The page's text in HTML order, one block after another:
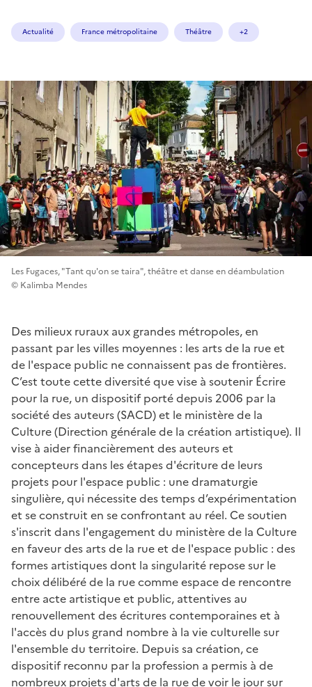
Actualité France métropolitaine Théâtre +2
Les Fugaces, "Tant qu'on se taira", théâtre et danse en déambulation
© Kalimba Mendes
Des milieux ruraux aux grandes métropoles, en
passant par les villes moyennes : les arts de la rue et
de l'espace public ne connaissent pas de frontières.
C’est toute cette diversité que vise à soutenir Écrire
pour la rue, un dispositif porté depuis 2006 par la
société des auteurs (SACD) et le ministère de la
Culture (Direction générale de la création artistique). Il
vise à aider financièrement des auteurs et
concepteurs dans les étapes d'écriture de leurs
projets pour l'espace public : une dramaturgie
singulière, qui nécessite des temps d’expérimentation
et se construit en se confrontant au réel. Ce soutien
s'inscrit dans l'engagement du ministère de la Culture
en faveur des arts de la rue et de l'espace public : des
formes artistiques dont la singularité repose sur le
choix délibéré de la rue comme espace de rencontre
entre acte artistique et public, attentives au
renouvellement des écritures contemporaines et à
l'accès du plus grand nombre à la vie culturelle sur
l'ensemble du territoire. Depuis sa création, ce
dispositif reconnu par la profession a permis à de
nombreux projets d'arts de la rue de voir le jour sur